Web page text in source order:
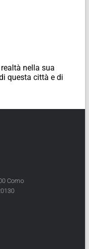
nella sua
questa città e di
Como